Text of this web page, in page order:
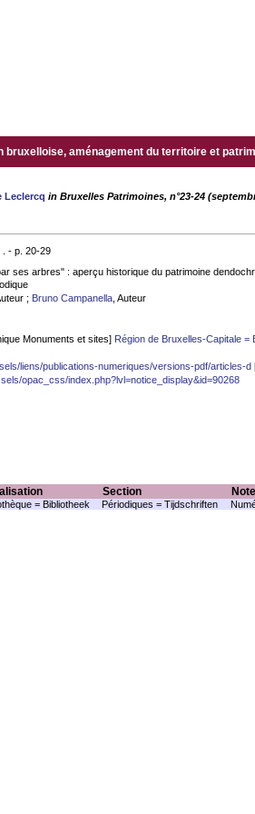
bruxelloise, aménagement du territoire et
Leclercq in Bruxelles Patrimoines, n°23-24
. - p. 20-29
ses arbres" : aperçu historique du patrimoine
; Bruno Campanella , Auteur
Monuments et sites] Région de Bruxelles-Capitale
liens/publications-numeriques/versions-pdf/articles-d
opac_css/index.php?lvl=notice_display&id=90268
Section Note
= Bibliotheek Périodiques = Tijdschriften